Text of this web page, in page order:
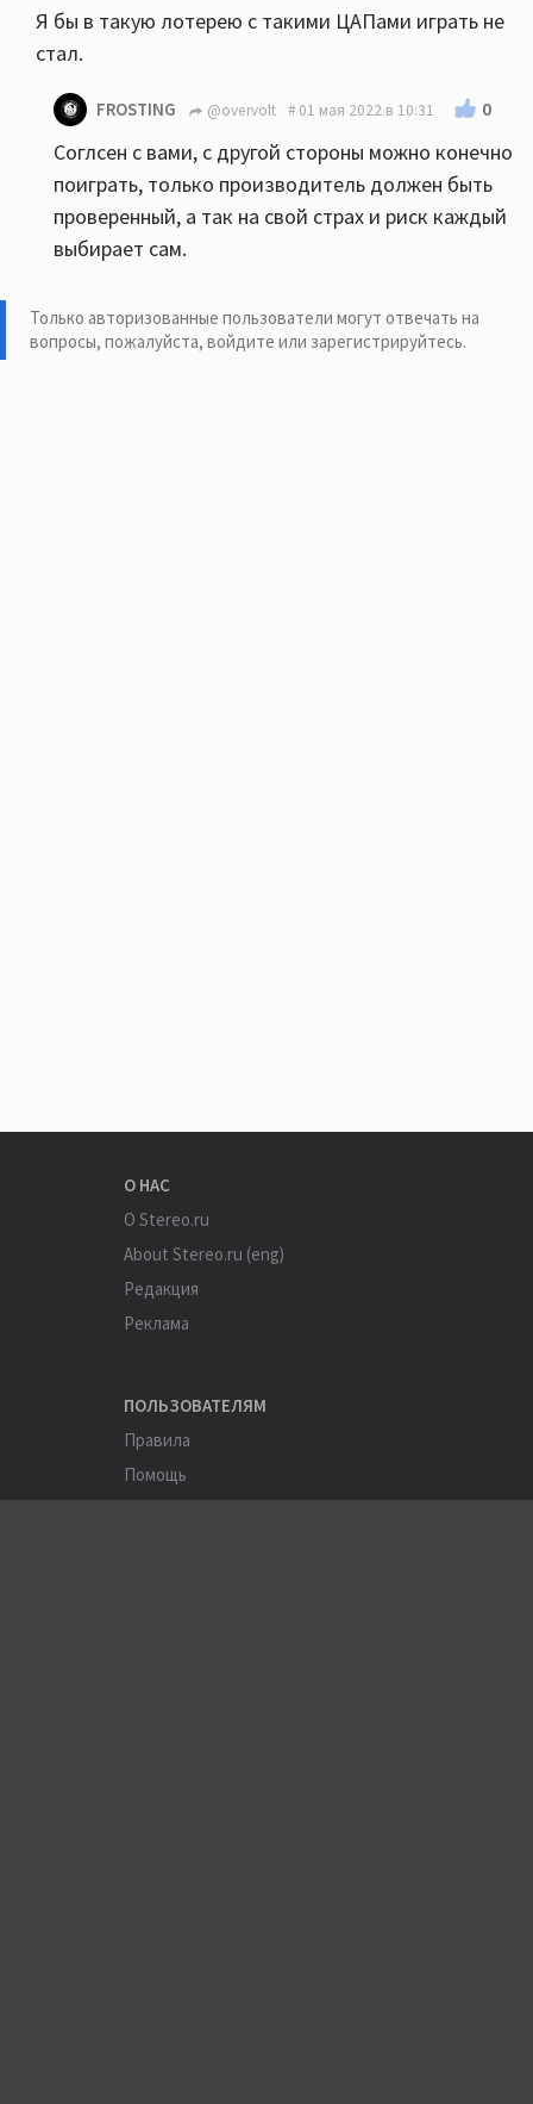
Я бы в такую лотерею с такими ЦАПами играть не
стал.
FROSTING @overvolt 01 мая 2022 в 10:31 0
Соглсен с вами, с другой стороны можно конечно
поиграть, только производитель должен быть
проверенный, а так на свой страх и риск каждый
выбирает сам.
Только авторизованные пользователи могут отвечать на
вопросы, пожалуйста, войдите или зарегистрируйтесь.
О НАС
О Stereo.ru
About Stereo.ru (eng)
Редакция
Реклама
ПОЛЬЗОВАТЕЛЯМ
Правила
Помощь